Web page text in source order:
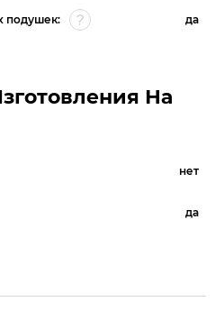
подушек: да
На
нет
да